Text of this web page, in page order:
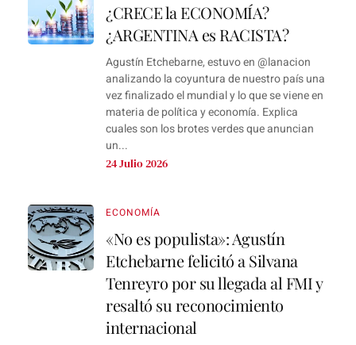
¿CRECE la ECONOMÍA?
¿ARGENTINA es RACISTA?
Agustín Etchebarne, estuvo en ‪@lanacion‬
analizando la coyuntura de nuestro país una
vez finalizado el mundial y lo que se viene en
materia de política y economía. Explica
cuales son los brotes verdes que anuncian
un...
24 Julio 2026
ECONOMÍA
«No es populista»: Agustín
Etchebarne felicitó a Silvana
Tenreyro por su llegada al FMI y
resaltó su reconocimiento
internacional